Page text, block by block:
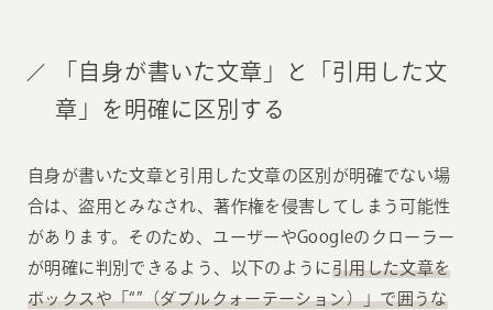
「自身が書いた文章」と「引用した文
章」を明確に区別する
自身が書いた文章と引用した文章の区別が明確でない場
合は、盗用とみなされ、著作権を侵害してしまう可能性
があります。そのため、ユーザーやGoogleのクローラー
が明確に判別できるよう、以下のように 引用した文章を
ボックスや「“”（ダブルクォーテーション）」で囲うな